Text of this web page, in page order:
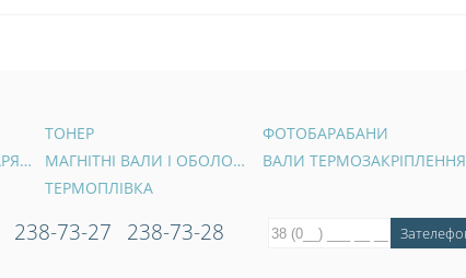
ТОНЕР
ФОТОБАРАБАНИ
ВАЛИ ПЕРВИННОГО ЗАРЯДУ
МАГНІТНІ ВАЛИ І ОБОЛОНКИ
ВАЛИ ТЕРМОЗАКРІПЛЕННЯ
ТЕРМОПЛІВКА
238-73-27 238-73-28